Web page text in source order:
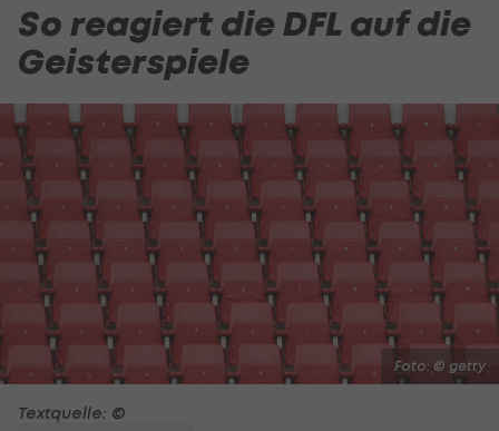
So reagiert die DFL auf die
Geisterspiele
Foto: © getty
Textquelle: ©